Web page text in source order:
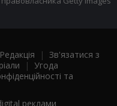
Редакція | Зв'язатися з
| Угода
та
реклами